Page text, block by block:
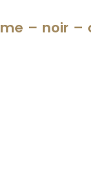
– noir